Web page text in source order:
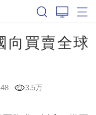
向買賣全球
3.5万